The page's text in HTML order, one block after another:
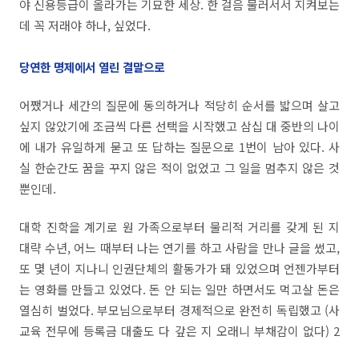
야 신용등급이 올라가는 기묘한 세상. 한 걸음 물러서서 지켜보는
데 꼭 저래야 하나, 싶었다.
당연한 명제에서 열린 결말으로
어쨌거나 세간의 질문에 동의하거나 적당히 순서를 밟으며 살고
싶지 않았기에 조금씩 다른 선택을 시작했고 삼십 대 중반의 나이
에 내가 유일하게 묻고 또 답하는 질문으로 1번이 남아 있다. 사
실 한순간도 꿈을 꾸지 않은 적이 없었고 그 일을 멈추지 않은 것
뿐인데.
대학 진학을 계기로 원 가족으로부터 물리적 거리를 갖게 된 지
대략 수년, 어느 때부터 나는 연기를 하고 사람을 만나 글을 썼고,
또 몇 년이 지나니 인권단체의 활동가가 돼 있었으며 언젠가부터
는 영화를 만들고 있었다. 돈 안 되는 일만 하면서도 먹고살 돈은
열심히 벌었다. 부모님으로부터 경제적으로 완전히 독립했고 (사
교육 전무에 등록금 대출도 다 갚은 지 오래니 부채감이 없다) 2